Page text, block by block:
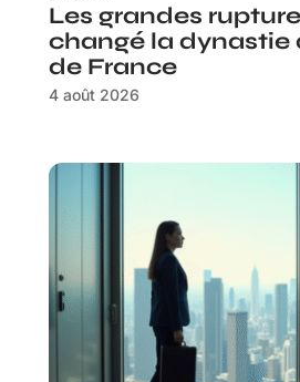
Les grandes
changé la dynastie
de France
4 août 2026